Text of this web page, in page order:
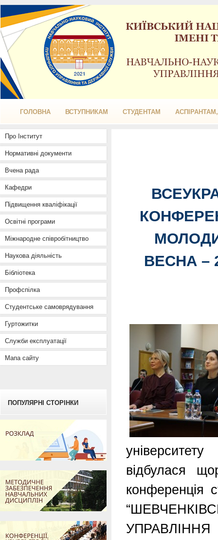
ГОЛОВНА ВСТУПНИКАМ СТУДЕНТАМ
Про Інститут
Нормативні документи
Вчена рада
Кафедри
Підвищення кваліфікації
Освітні програми
Міжнародне співробітництво
Наукова діяльність
Бібліотека
Профспілка
Студентське самоврядування
Гуртожитки
Служби експлуатації
Мапа сайту
ПОПУЛЯРНІ СТОРІНКИ
ВЕСНА –
відбулася
конференція